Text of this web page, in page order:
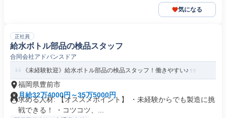
気になる
正社員
給水ボトル部品の検品スタッフ
合同会社アドバンスドア
《未経験歓迎》給水ボトル部品の検品スタッフ！働きやすい♪
福岡県豊前市
月給32万4000円～35万5000円
求める人材: 【オススメポイント】 ・未経験からでも製造に挑
戦できる！ ・コツコツ、...